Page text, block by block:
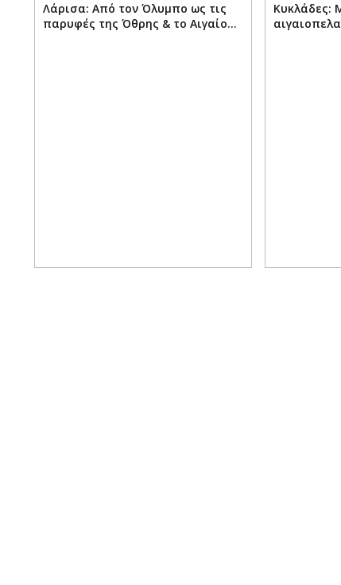
Λάρισα: Από τον Όλυμπο ως τις
παρυφές της Όθρης & το Aιγαίο…
Κυκλάδες: